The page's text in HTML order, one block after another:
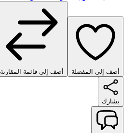
أضف إلى المفضلة أضف إلى قائمة المقارنة
يشارك